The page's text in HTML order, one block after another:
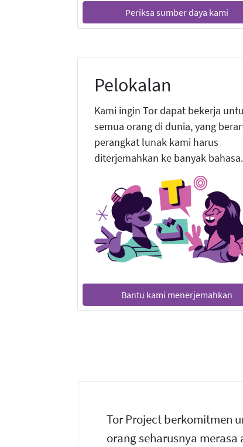
Periksa sumber daya kami
Pelokalan
Kami ingin Tor dapat bekerja
semua orang di dunia, yang
perangkat lunak kami harus
diterjemahkan ke banyak bahasa.
Bantu kami menerjemahkan
Tor Project berkomitmen
orang seharusnya